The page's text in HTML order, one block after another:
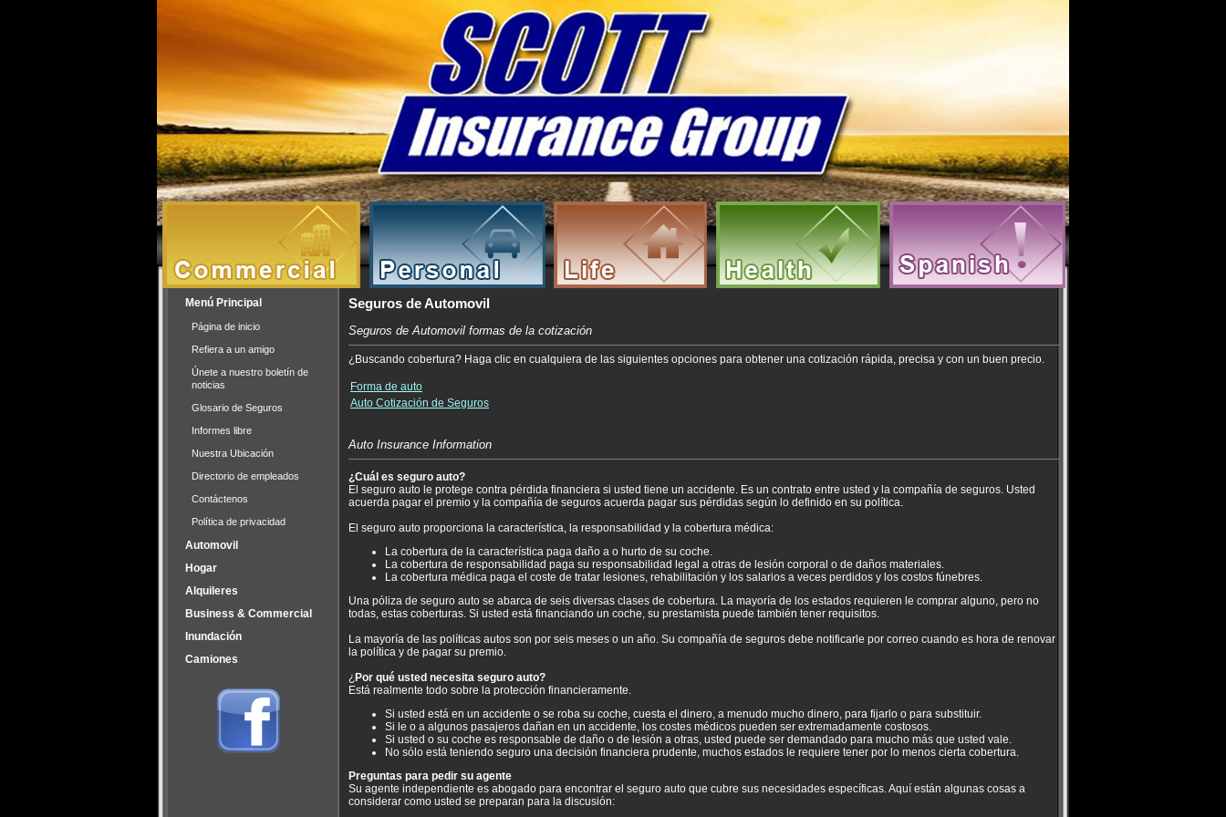
Menú Principal
Página de inicio
Refiera a un amigo
Únete a nuestro boletín de
noticias
Glosario de Seguros
Informes libre
Nuestra Ubicación
Directorio de empleados
Contáctenos
Política de privacidad
Automovil
Hogar
Alquileres
Business & Commercial
Inundación
Camiones
Seguros de Automovil
Seguros de Automovil formas de la cotización
¿Buscando cobertura? Haga clic en cualquiera de las siguientes opciones para obtener una cotización rápida, precisa y con un buen precio.
Forma de auto
Auto Cotización de Seguros
Auto Insurance Information
¿Cuál es seguro auto?
El seguro auto le protege contra pérdida financiera si usted tiene un accidente. Es un contrato entre usted y la compañía de seguros. Usted
acuerda pagar el premio y la compañía de seguros acuerda pagar sus pérdidas según lo definido en su política.
El seguro auto proporciona la característica, la responsabilidad y la cobertura médica:
La cobertura de la característica paga daño a o hurto de su coche.
La cobertura de responsabilidad paga su responsabilidad legal a otras de lesión corporal o de daños materiales.
La cobertura médica paga el coste de tratar lesiones, rehabilitación y los salarios a veces perdidos y los costos fúnebres.
Una póliza de seguro auto se abarca de seis diversas clases de cobertura. La mayoría de los estados requieren le comprar alguno, pero no
todas, estas coberturas. Si usted está financiando un coche, su prestamista puede también tener requisitos.
La mayoría de las políticas autos son por seis meses o un año. Su compañía de seguros debe notificarle por correo cuando es hora de renovar
la política y de pagar su premio.
¿Por qué usted necesita seguro auto?
Está realmente todo sobre la protección financieramente.
Si usted está en un accidente o se roba su coche, cuesta el dinero, a menudo mucho dinero, para fijarlo o para substituir.
Si le o a algunos pasajeros dañan en un accidente, los costes médicos pueden ser extremadamente costosos.
Si usted o su coche es responsable de daño o de lesión a otras, usted puede ser demandado para mucho más que usted vale.
No sólo está teniendo seguro una decisión financiera prudente, muchos estados le requiere tener por lo menos cierta cobertura.
Preguntas para pedir su agente
Su agente independiente es abogado para encontrar el seguro auto que cubre sus necesidades específicas. Aquí están algunas cosas a
considerar como usted se preparan para la discusión: